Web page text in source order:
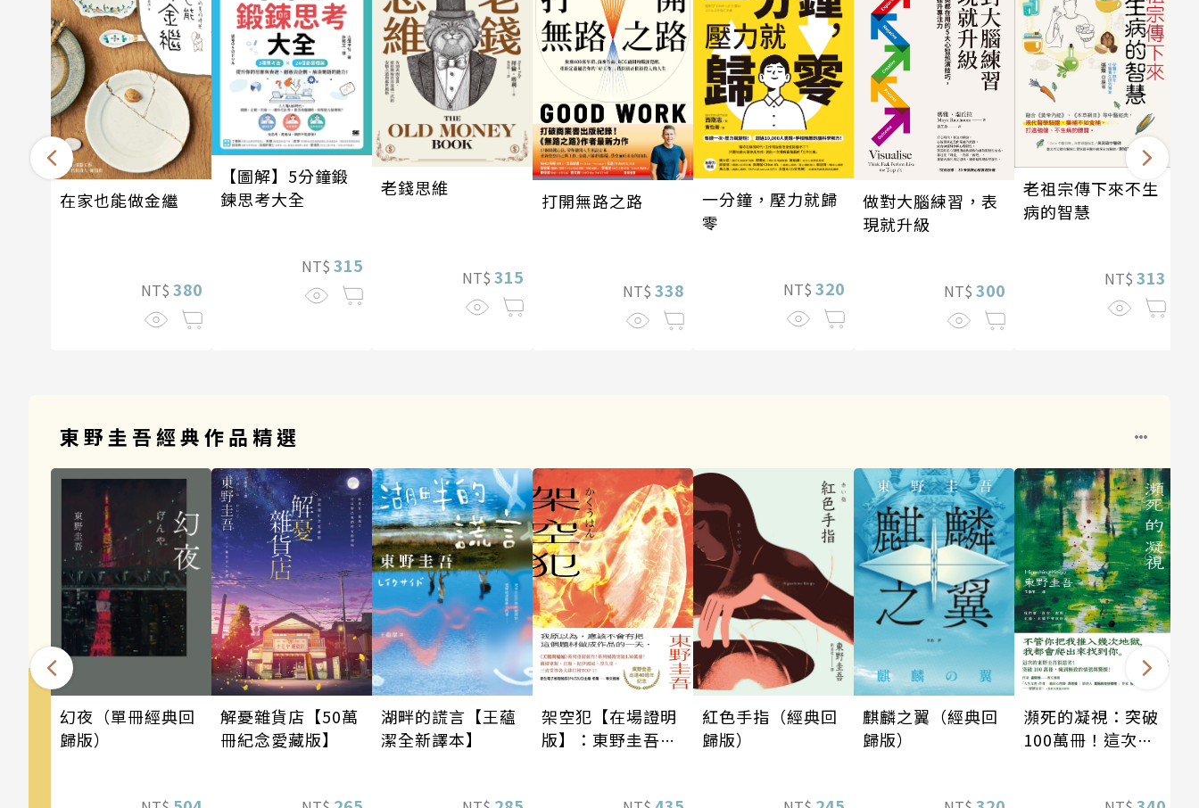
在家也能做金繼
NT$ 380
【圖解】5分鐘鍛
鍊思考大全
NT$ 315
老錢思維
NT$ 315
打開無路之路
NT$ 338
一分鐘，壓力就歸
零
NT$ 320
做對大腦練習，表
現就升級
NT$ 300
老祖宗傳下來不生
病的智慧
NT$ 313
東野圭吾經典作品精選
幻夜（單冊經典回
歸版）
解憂雜貨店【50萬
冊紀念愛藏版】
湖畔的謊言【王蘊
潔全新譯本】
架空犯【在場證明
版】：東野圭吾出
紅色手指（經典回
歸版）
麒麟之翼（經典回
歸版）
瀕死的凝視：突破
100萬冊！這次的